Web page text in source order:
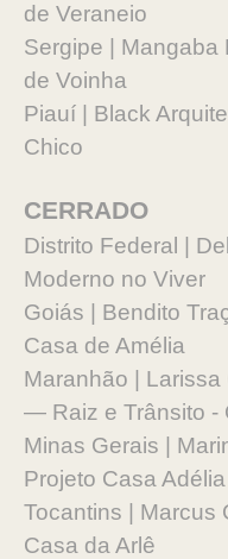
de Veraneio
Sergipe |
de Voinha
Piauí | Black
Chico
CERRADO
Distrito Federal |
Moderno no Viver
Goiás | Bendito
Casa de Amélia
Maranhão | Larissa
— Raiz e Trânsito -
Minas Gerais |
Projeto Casa
Tocantins | Marcus
Casa da Arlê